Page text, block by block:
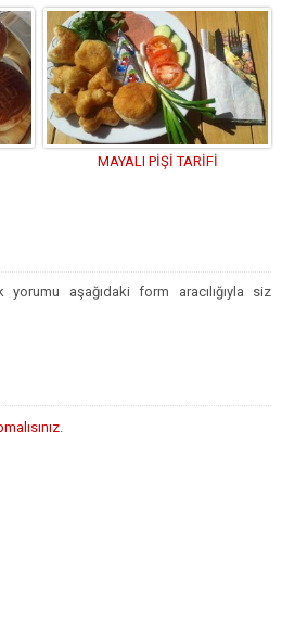
MAYALI PİŞİ TARİFİ
yorumu aşağıdaki form aracılığıyla siz